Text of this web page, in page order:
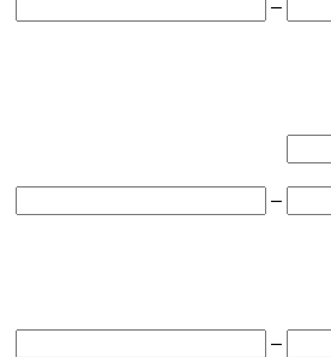
–
–
–